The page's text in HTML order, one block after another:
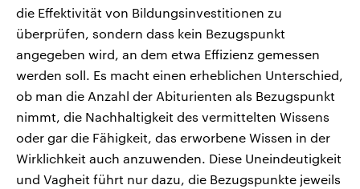
die Effektivität von Bildungsinvestitionen zu
überprüfen, sondern dass kein Bezugspunkt
angegeben wird, an dem etwa Effizienz gemessen
werden soll. Es macht einen erheblichen Unterschied,
ob man die Anzahl der Abiturienten als Bezugspunkt
nimmt, die Nachhaltigkeit des vermittelten Wissens
oder gar die Fähigkeit, das erworbene Wissen in der
Wirklichkeit auch anzuwenden. Diese Uneindeutigkeit
und Vagheit führt nur dazu, die Bezugspunkte jeweils